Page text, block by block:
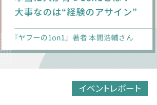
イベントレポート